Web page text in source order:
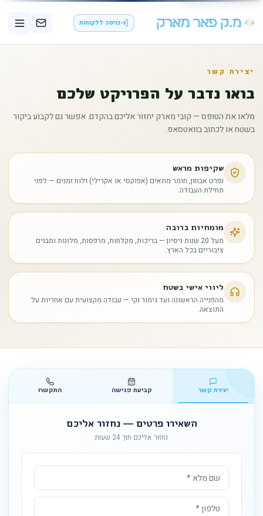
כניסה ללקוחות
יצירת קשר
בואו נדבר על הפרויקט שלכם
מלאו את הטופס — קובי מארק יחזור אליכם בהקדם. אפשר גם לקבוע ביקור
בשטח או לכתוב בוואטסאפ.
שקיפות מראש
נפרט אבחון, חומר מתאים (אפוקסי או אקרילי) ולוח זמנים — לפני
תחילת העבודה.
מומחיות ברובה
מעל 20 שנות ניסיון — בריכות, מקלחות, מרפסות, מלונות ומבנים
ציבוריים בכל הארץ.
ליווי אישי בשטח
מהפנייה הראשונה ועד גימור נקי — עבודה מקצועית עם אחריות על
התוצאה.
יצירת קשר קביעת פגישה התקשרו
השאירו פרטים — נחזור אליכם
נחזור אליכם תוך 24 שעות